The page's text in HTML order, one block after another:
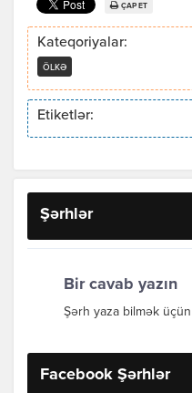
ÇAP ET
Kateqoriyalar:
ÖLKƏ
Etiketlər:
Şərhlər
Bir cavab yazın
Şərh yaza bilmək üçün
Facebook Şərhlər